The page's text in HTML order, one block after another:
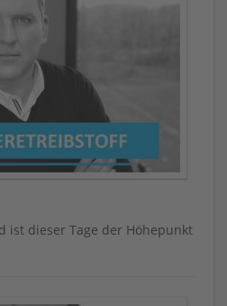
ist dieser Tage der Höhepunkt